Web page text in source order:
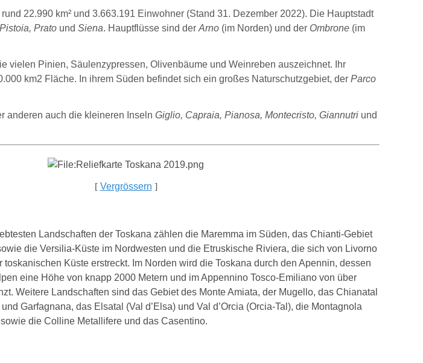
22.990 km² und 3.663.191 Einwohner (Stand 31. Dezember 2022). Die Hauptstadt
Prato und Siena. Hauptflüsse sind der Arno (im Norden) und der Ombrone (im
vielen Pinien, Säulenzypressen, Olivenbäume und Weinreben auszeichnet. Ihr
km2 Fläche. In ihrem Süden befindet sich ein großes Naturschutzgebiet, der Parco
anderen auch die kleineren Inseln Giglio, Capraia, Pianosa, Montecristo, Giannutri und
[ Vergrössern ]
Landschaften der Toskana zählen die Maremma im Süden, das Chianti-Gebiet
die Versilia-Küste im Nordwesten und die Etruskische Riviera, die sich von Livorno
Küste erstreckt. Im Norden wird die Toskana durch den Apennin, dessen
eine Höhe von knapp 2000 Metern und im Appennino Tosco-Emiliano von über
Weitere Landschaften sind das Gebiet des Monte Amiata, der Mugello, das Chianatal
Garfagnana, das Elsatal (Val d’Elsa) und Val d’Orcia (Orcia-Tal), die Montagnola
die Colline Metallifere und das Casentino.